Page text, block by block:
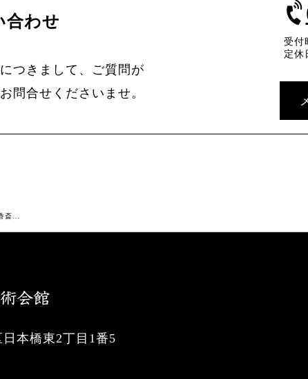
合わせ
つきまして、ご質問が
問合せくださいませ。
受付
定休
本橋東2丁目1番5